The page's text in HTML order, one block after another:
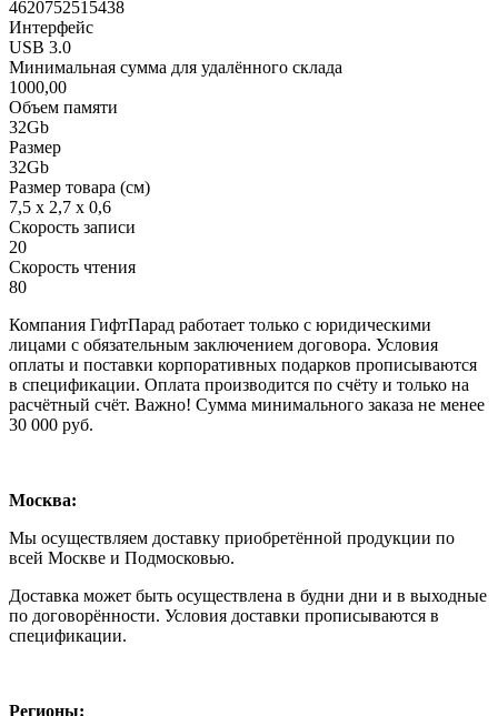
4620752515438
Интерфейс
USB 3.0
Минимальная сумма для удалённого склада
1000,00
Объем памяти
32Gb
Размер
32Gb
Размер товара (см)
7,5 х 2,7 х 0,6
Скорость записи
20
Скорость чтения
80
Компания ГифтПарад работает только с юридическими
лицами с обязательным заключением договора. Условия
оплаты и поставки корпоративных подарков прописываются
в спецификации. Оплата производится по счёту и только на
расчётный счёт. Важно! Сумма минимального заказа не менее
30 000 руб.
Москва:
Мы осуществляем доставку приобретённой продукции по
всей Москве и Подмосковью.
Доставка может быть осуществлена в будни дни и в выходные
по договорённости. Условия доставки прописываются в
спецификации.
Регионы: